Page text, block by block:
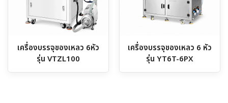
เครื่องบรรจุของเหลว 6หัว
รุ่น VTZL100
เครื่องบรรจุของเหลว 6 หัว
รุ่น YT6T-6PX